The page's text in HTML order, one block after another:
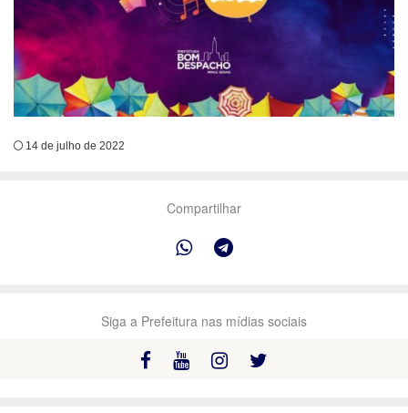
14 de julho de 2022
Compartilhar
Siga a Prefeitura nas mídias sociais